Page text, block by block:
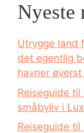
Nyeste
Utrygge land
det egentlig
havner
Reiseguide
småbyliv i
Reiseguide